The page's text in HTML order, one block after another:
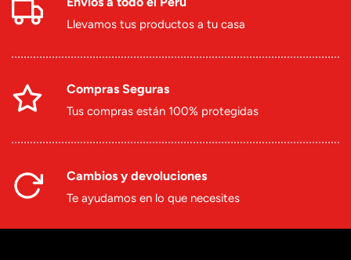
Llevamos tus productos a tu casa
Compras Seguras
Tus compras están 100% protegidas
Cambios y devoluciones
Te ayudamos en lo que necesites